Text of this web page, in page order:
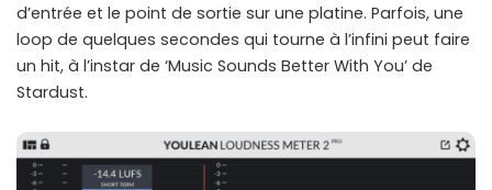
d’entrée et le point de sortie sur une platine. Parfois, une
loop de quelques secondes qui tourne à l’infini peut faire
un hit, à l’instar de ‘Music Sounds Better With You’ de
Stardust.